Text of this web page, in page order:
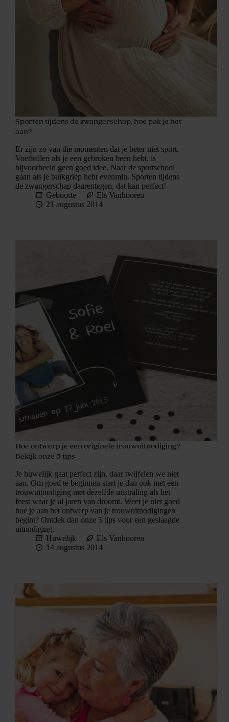
Sporten tijdens de zwangerschap, hoe pak je het
aan?
Er zijn zo van die momenten dat je beter niet sport.
Voetballen als je een gebroken been hebt, is
bijvoorbeeld geen goed idee. Naar de sportschool
gaan als je buikgriep hebt evenmin. Sporten tijdens
de zwangerschap daarentegen, dat kan perfect!
Geboorte
Els Vanhooren
21 augustus 2014
Hoe ontwerp je een originele trouwuitnodiging?
Bekijk onze 5 tips
Je huwelijk gaat perfect zijn, daar twijfelen we niet
aan. Om goed te beginnen start je dan ook met een
trouwuitnodiging met dezelfde uitstraling als het
feest waar je al jaren van droomt. Weet je niet goed
hoe je aan het ontwerp van je trouwuitnodigingen
begint? Ontdek dan onze 5 tips voor een geslaagde
uitnodiging.
Huwelijk
Els Vanhooren
14 augustus 2014